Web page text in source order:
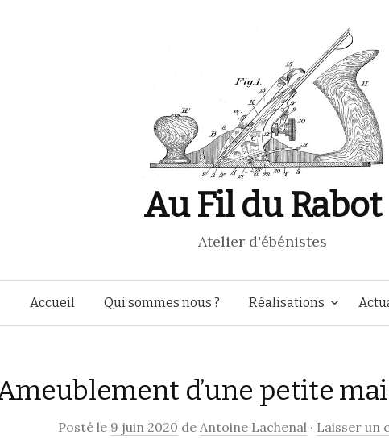
Au Fil du Rabot
Atelier d'ébénistes
Aller
contenu
Accueil Qui sommes nous ? Réalisations
d’une petite
Posté le 9 juin 2020 de Antoine Lachenal · Laisser un